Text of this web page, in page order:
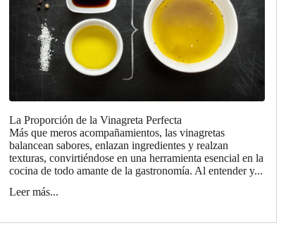
La Proporción de la Vinagreta Perfecta
Más que meros acompañamientos, las vinagretas
balancean sabores, enlazan ingredientes y realzan
texturas, convirtiéndose en una herramienta esencial en la
cocina de todo amante de la gastronomía. Al entender y...
Leer más...